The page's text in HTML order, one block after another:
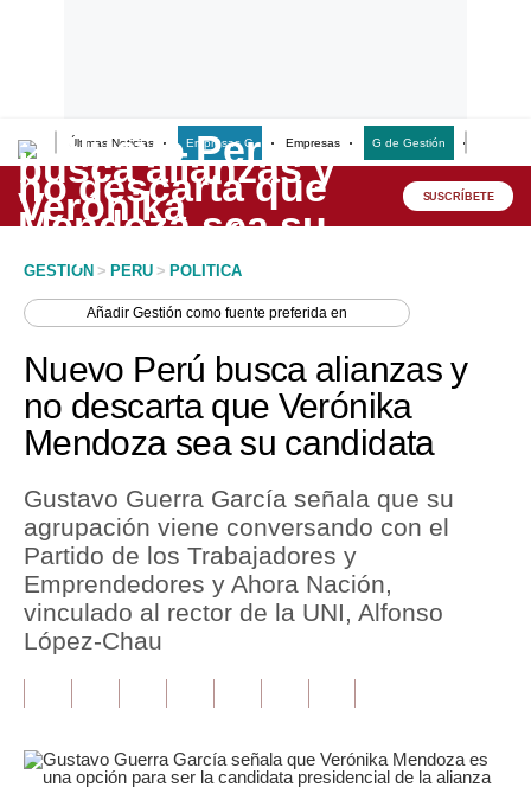
Últimas Noticias Empresas G Empresas G de Gestión
Lo último
Peru Quiosco
Economía
Mercados
Política
Tu Dinero
Finanzas Personales
Opinión
SUSCRÍBETE
GESTION > PERU > POLITICA
AñadirGestión como fuente preferida en
Nuevo Perú busca alianzas y
no descarta que Verónika
Mendoza sea su candidata
Gustavo Guerra García señala que su
agrupación viene conversando con el
Partido de los Trabajadores y
Emprendedores y Ahora Nación,
vinculado al rector de la UNI, Alfonso
López-Chau